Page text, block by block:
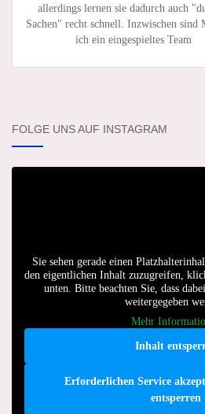
allerdings lernen sie dadurch auch
Sachen" recht schnell. Inzwischen sind
ich ein eingespieltes Team
FOLGE UNS AUF INSTAGRAM
Sie sehen gerade einen
den eigentlichen Inhalt zuzugreifen,
unten. Bitte beachten Sie, dass
weitergegeben
Mehr
Inhalt
Erforderlichen Service
entsperren